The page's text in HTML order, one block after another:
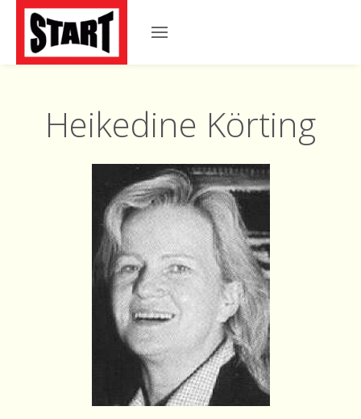
Heikedine Körting